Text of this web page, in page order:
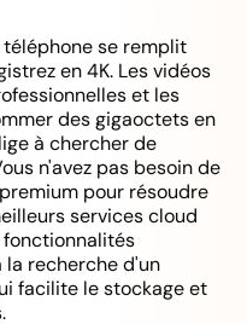
se remplit
en 4K. Les vidéos
et les
des gigaoctets en
à chercher de
n'avez pas besoin de
pour résoudre
services cloud
recherche d'un
facilite le stockage et